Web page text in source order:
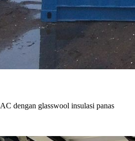
dengan glasswool insulasi panas